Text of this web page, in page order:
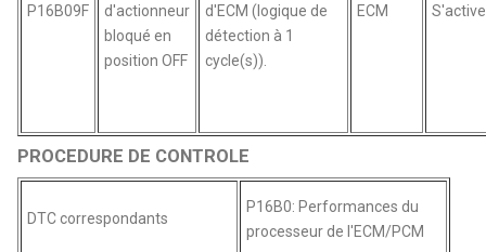
P16B09F
d'actionneur
bloqué en
position OFF
d'ECM (logique de
détection à 1
cycle(s)).
ECM S'active
PROCEDURE DE CONTROLE
DTC correspondants
P16B0: Performances du
processeur de l'ECM/PCM